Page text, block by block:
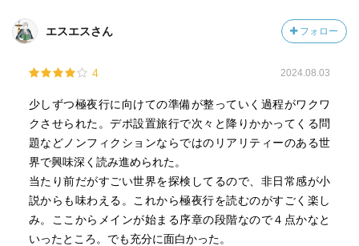
エスエスさん フォロー
4 2024.08.03
少しずつ極夜行に向けての準備が整っていく過程がワクワ
クさせられた。デポ設置旅行で次々と降りかかってくる問
題などノンフィクションならではのリアリティーのある世
界で興味深く読み進められた。
当たり前だがすごい世界を探検してるので、非日常感が小
説からも味わえる。これから極夜行を読むのがすごく楽し
み。ここからメインが始まる序章の段階なので４点かなと
いったところ。でも充分に面白かった。